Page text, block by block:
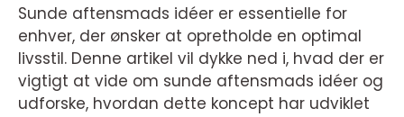
Sunde aftensmads idéer er essentielle for
enhver, der ønsker at opretholde en optimal
livsstil. Denne artikel vil dykke ned i, hvad der er
vigtigt at vide om sunde aftensmads idéer og
udforske, hvordan dette koncept har udviklet